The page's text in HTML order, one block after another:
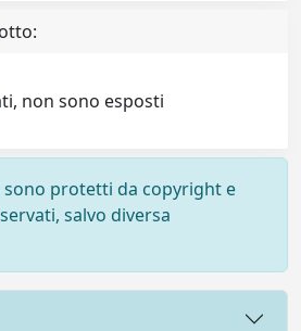
non sono esposti
sono protetti da copyright e
salvo diversa